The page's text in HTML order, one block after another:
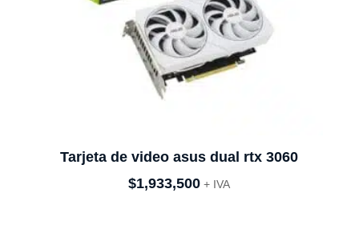
Tarjeta de video asus dual rtx 3060
$1,933,500 + IVA